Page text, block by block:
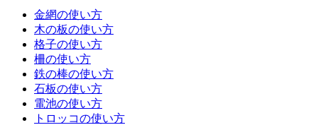
金網の使い方
木の板の使い方
格子の使い方
柵の使い方
鉄の棒の使い方
石板の使い方
電池の使い方
トロッコの使い方